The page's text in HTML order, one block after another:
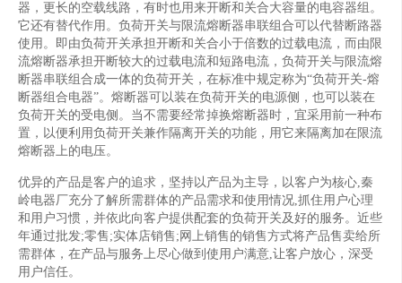
器，更长的空载线路，有时也用来开断和关合大容量的电容器组。
它还有替代作用。负荷开关与限流熔断器串联组合可以代替断路器
使用。即由负荷开关承担开断和关合小于倍数的过载电流，而由限
流熔断器承担开断较大的过载电流和短路电流，负荷开关与限流熔
断器串联组合成一体的负荷开关，在标准中规定称为“负荷开关-熔
断器组合电器”。熔断器可以装在负荷开关的电源侧，也可以装在
负荷开关的受电侧。当不需要经常掉换熔断器时，宜采用前一种布
置，以便利用负荷开关兼作隔离开关的功能，用它来隔离加在限流
熔断器上的电压。
优异的产品是客户的追求，坚持以产品为主导，以客户为核心,秦
岭电器厂充分了解所需群体的产品需求和使用情况,抓住用户心理
和用户习惯，并依此向客户提供配套的负荷开关及好的服务。近些
年通过批发;零售;实体店销售;网上销售的销售方式将产品售卖给所
需群体，在产品与服务上尽心做到使用户满意,让客户放心，深受
用户信任。